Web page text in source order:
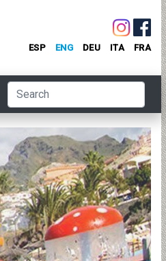
ESP ENG DEU ITA FRA